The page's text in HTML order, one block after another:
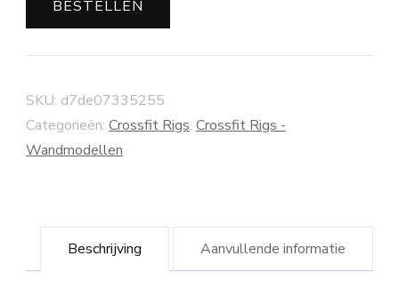
BESTELLEN
SKU: d7de07335255
Categorieën: Crossfit Rigs, Crossfit Rigs -
Wandmodellen
Beschrijving Aanvullende informatie